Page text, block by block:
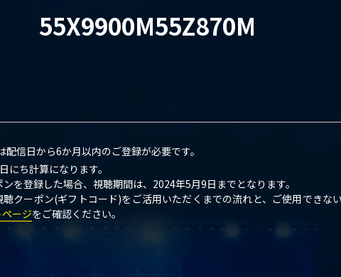
55X9900M55Z870M
信⽇から6か⽉以内のご登録が必要です。
ち計算になります。
を登録した場合、視聴期間は、2024年5⽉9⽇までとなります。
クーポン(ギフトコード)をご活⽤いただくまでの流れと、ご使⽤できな
ージをご確認ください。